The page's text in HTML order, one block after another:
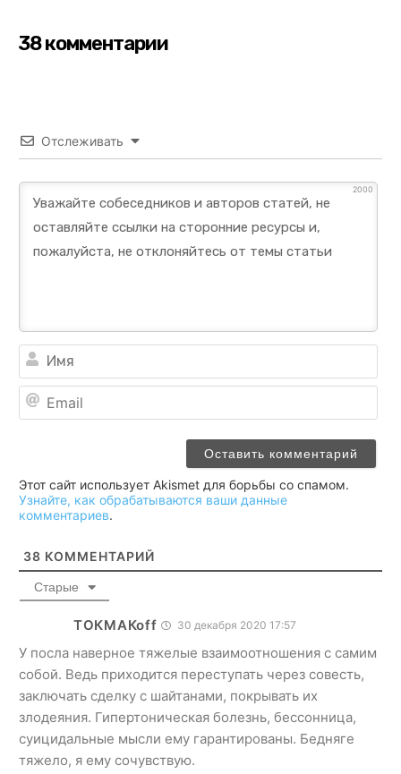
38 комментарии
Отслеживать
2000
Этот сайт использует Akismet для борьбы со спамом.
Узнайте, как обрабатываются ваши данные
комментариев.
38 КОММЕНТАРИЙ
Старые
ТОКМАКоff 30 декабря 2020 17:57
У посла наверное тяжелые взаимоотношения с самим
собой. Ведь приходится переступать через совесть,
заключать сделку с шайтанами, покрывать их
злодеяния. Гипертоническая болезнь, бессонница,
суицидальные мысли ему гарантированы. Бедняге
тяжело, я ему сочувствую.